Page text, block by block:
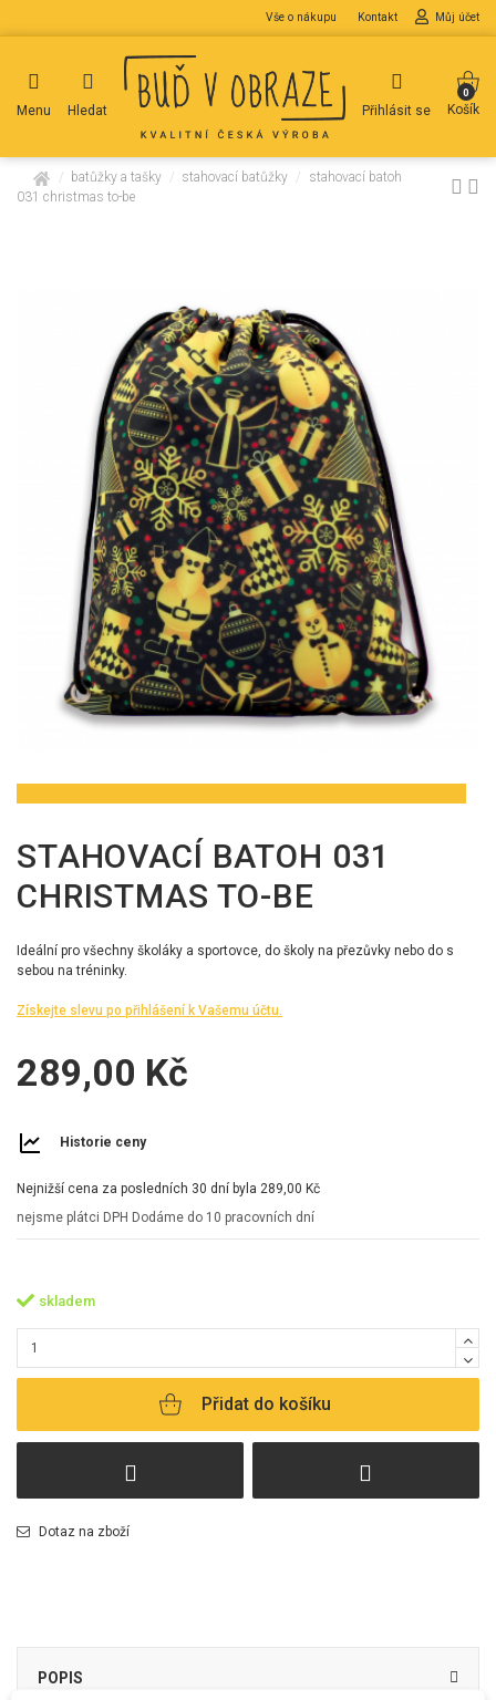
Vše o nákupu Kontakt Můj účet
Menu Hledat Přihlásit se
0
Košík
domů batůžky a tašky stahovací batůžky
stahovací batoh
031 christmas to-be
STAHOVACÍ BATOH 031
CHRISTMAS TO-BE
Ideální pro všechny školáky a sportovce, do školy na přezůvky nebo do s
sebou na tréninky.
Získejte slevu po přihlášení k Vašemu účtu.
289,00 Kč
Historie ceny
Nejnižší cena za posledních 30 dní byla 289,00 Kč
nejsme plátci DPH Dodáme do 10 pracovních dní
skladem
Přidat do košíku
Dotaz na zboží
POPIS